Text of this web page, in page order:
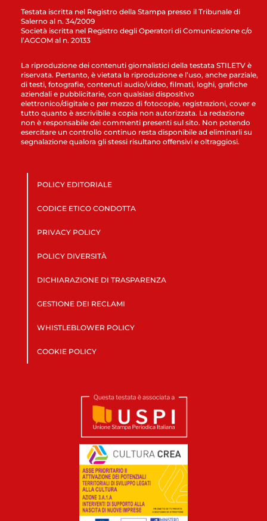
Testata iscritta nel Registro della Stampa presso il Tribunale di
Salerno al n. 34/2009
Società iscritta nel Registro degli Operatori di Comunicazione c/o
l’AGCOM al n. 20133
La riproduzione dei contenuti giornalistici della testata STILETV è
riservata. Pertanto, è vietata la riproduzione e l’uso, anche parziale,
di testi, fotografie, contenuti audio/video, filmati, loghi, grafiche
aziendali e pubblicitarie, con qualsiasi dispositivo
elettronico/digitale o per mezzo di fotocopie, registrazioni, cover e
tutto quanto è ascrivibile a copia non autorizzata. La redazione
non è responsabile dei commenti presenti sul sito. Non potendo
esercitare un controllo continuo resta disponibile ad eliminarli su
segnalazione qualora gli stessi risultano offensivi e oltraggiosi.
POLICY EDITORIALE
CODICE ETICO CONDOTTA
PRIVACY POLICY
POLICY DIVERSITÀ
DICHIARAZIONE DI TRASPARENZA
GESTIONE DEI RECLAMI
WHISTLEBLOWER POLICY
COOKIE POLICY